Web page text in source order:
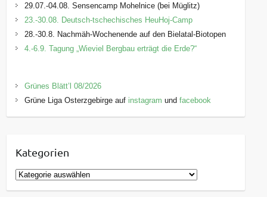
29.07.-04.08. Sensencamp Mohelnice (bei Müglitz)
23.-30.08. Deutsch-tschechisches HeuHoj-Camp
28.-30.8. Nachmäh-Wochenende auf den Bielatal-Biotopen
4.-6.9. Tagung „Wieviel Bergbau erträgt die Erde?“
Grünes Blätt’l 08/2026
Grüne Liga Osterzgebirge auf instagram undfacebook
Kategorien
K
a